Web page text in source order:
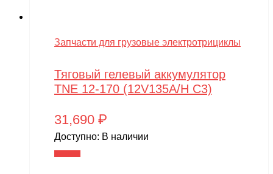
Запчасти для грузовые электротрициклы
Тяговый гелевый аккумулятор
TNE 12-170 (12V135A/H C3)
31,690 ₽
Доступно: В наличии